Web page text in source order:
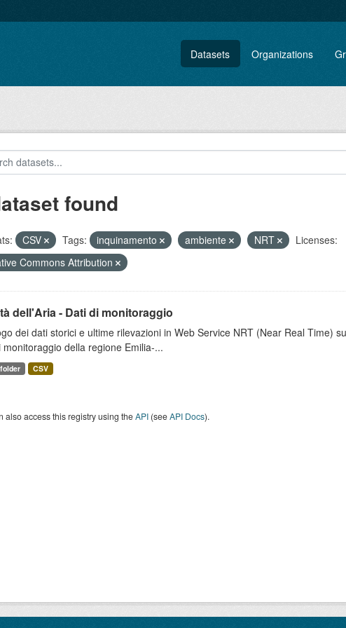
Datasets Organizations
found
CSV Tags: inquinamento ambiente NRT
Licenses:
Commons Attribution
dell'Aria - Dati di monitoraggio
dei dati storici e ultime rilevazioni in Web Service NRT (Near Real Time)
monitoraggio della regione Emilia-...
CSV
also access this registry using theAPI(seeAPI Docs).